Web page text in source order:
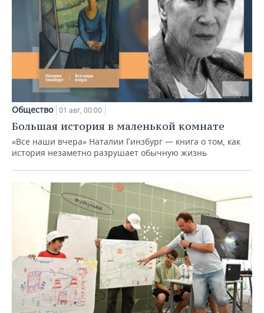
Общество 01 авг, 00:00
Большая история в маленькой комнате
«Все наши вчера» Наталии Гинзбург — книга о том, как
история незаметно разрушает обычную жизнь